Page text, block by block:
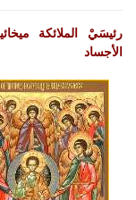
رئيسَيْ الملائكة
الأجساد